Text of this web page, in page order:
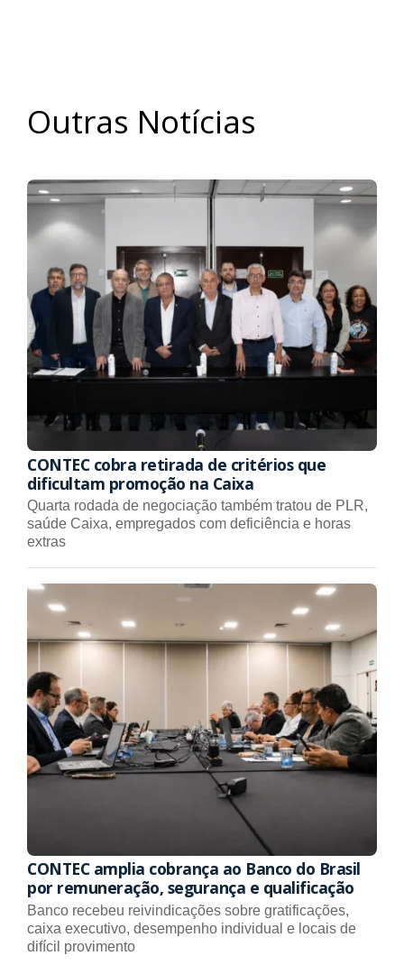
Outras Notícias
CONTEC cobra retirada de critérios que
dificultam promoção na Caixa
Quarta rodada de negociação também tratou de PLR,
saúde Caixa, empregados com deficiência e horas
extras
CONTEC amplia cobrança ao Banco do Brasil
por remuneração, segurança e qualificação
Banco recebeu reivindicações sobre gratificações,
caixa executivo, desempenho individual e locais de
difícil provimento